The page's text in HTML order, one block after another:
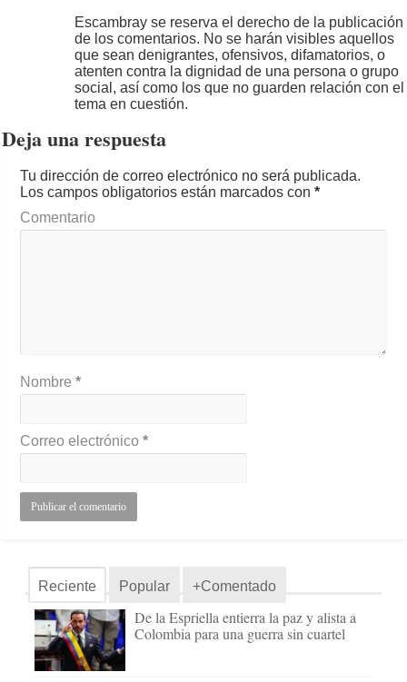
Escambray se reserva el derecho de la publicación
de los comentarios. No se harán visibles aquellos
que sean denigrantes, ofensivos, difamatorios, o
atenten contra la dignidad de una persona o grupo
social, así como los que no guarden relación con el
tema en cuestión.
Deja una respuesta
Tu dirección de correo electrónico no será publicada.
Los campos obligatorios están marcados con*
Comentario
Nombre*
Correo electrónico*
Reciente Popular +Comentado
De la Espriella entierra la paz y alista a
Colombia para una guerra sin cuartel